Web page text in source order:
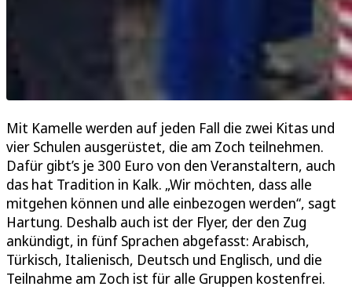
Mit Kamelle werden auf jeden Fall die zwei Kitas und
vier Schulen ausgerüstet, die am Zoch teilnehmen.
Dafür gibt’s je 300 Euro von den Veranstaltern, auch
das hat Tradition in Kalk. „Wir möchten, dass alle
mitgehen können und alle einbezogen werden“, sagt
Hartung. Deshalb auch ist der Flyer, der den Zug
ankündigt, in fünf Sprachen abgefasst: Arabisch,
Türkisch, Italienisch, Deutsch und Englisch, und die
Teilnahme am Zoch ist für alle Gruppen kostenfrei.